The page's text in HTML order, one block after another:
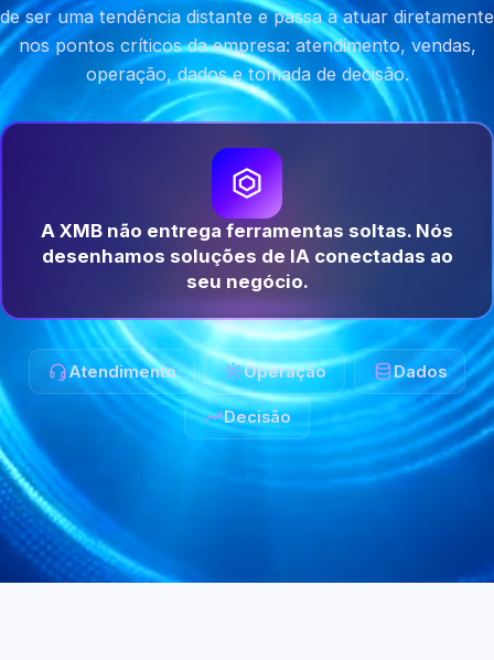
de ser uma tendência distante e passa a atuar diretamente
nos pontos críticos da empresa: atendimento, vendas,
operação, dados e tomada de decisão.
A XMB não entrega ferramentas soltas. Nós
desenhamos soluções de IA conectadas ao
seu negócio.
Atendimento Operação Dados
Decisão